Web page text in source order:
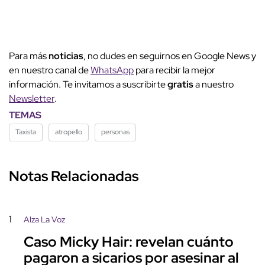
Para másnoticias, no dudes en seguirnos en Google News y
en nuestro canal deWhatsApppara recibir la mejor
información. Te invitamos a suscribirtegratisa nuestro
Newsletter.
TEMAS
Taxista atropello personas
Notas Relacionadas
1 Alza La Voz
Caso Micky Hair: revelan cuánto
pagaron a sicarios por asesinar al